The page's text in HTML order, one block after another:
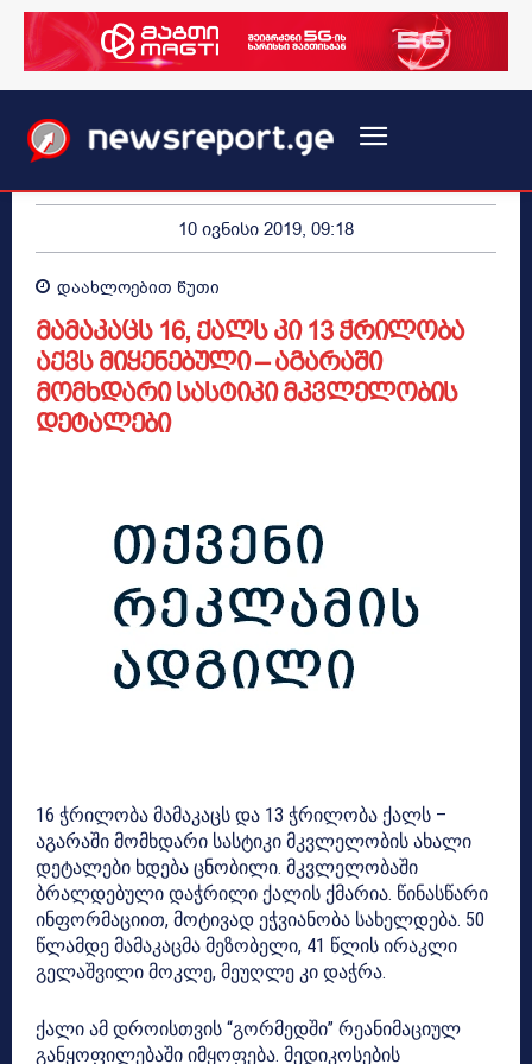
10 ივნისი 2019, 09:18
დაახლოებით წუთი
მამაკაცს 16, ქალს კი 13 ჭრილობა
აქვს მიყენებული – აგარაში
მომხდარი სასტიკი მკვლელობის
დეტალები
16 ჭრილობა მამაკაცს და 13 ჭრილობა ქალს –
აგარაში მომხდარი სასტიკი მკვლელობის ახალი
დეტალები ხდება ცნობილი. მკვლელობაში
ბრალდებული დაჭრილი ქალის ქმარია. წინასწარი
ინფორმაციით, მოტივად ეჭვიანობა სახელდება. 50
წლამდე მამაკაცმა მეზობელი, 41 წლის ირაკლი
გელაშვილი მოკლე, მეუღლე კი დაჭრა.
ქალი ამ დროისთვის “გორმედში” რეანიმაციულ
განყოფილებაში იმყოფება. მედიკოსების